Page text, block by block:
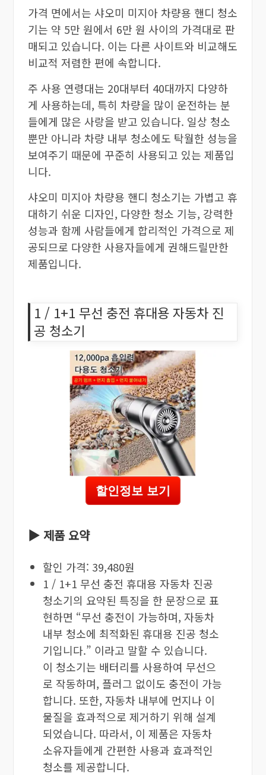
가격 면에서는 샤오미 미지아 차량용 핸디 청소
기는 약 5만 원에서 6만 원 사이의 가격대로 판
매되고 있습니다. 이는 다른 사이트와 비교해도
비교적 저렴한 편에 속합니다.
주 사용 연령대는 20대부터 40대까지 다양하
게 사용하는데, 특히 차량을 많이 운전하는 분
들에게 많은 사랑을 받고 있습니다. 일상 청소
뿐만 아니라 차량 내부 청소에도 탁월한 성능을
보여주기 때문에 꾸준히 사용되고 있는 제품입
니다.
샤오미 미지아 차량용 핸디 청소기는 가볍고 휴
대하기 쉬운 디자인, 다양한 청소 기능, 강력한
성능과 함께 사람들에게 합리적인 가격으로 제
공되므로 다양한 사용자들에게 권해드릴만한
제품입니다.
1 / 1+1 무선 충전 휴대용 자동차 진
공 청소기
할인정보 보기
▶ 제품 요약
할인 가격: 39,480원
1 / 1+1 무선 충전 휴대용 자동차 진공
청소기의 요약된 특징을 한 문장으로 표
현하면 “무선 충전이 가능하며, 자동차
내부 청소에 최적화된 휴대용 진공 청소
기입니다.” 이라고 말할 수 있습니다.
이 청소기는 배터리를 사용하여 무선으
로 작동하며, 플러그 없이도 충전이 가능
합니다. 또한, 자동차 내부에 먼지나 이
물질을 효과적으로 제거하기 위해 설계
되었습니다. 따라서, 이 제품은 자동차
소유자들에게 간편한 사용과 효과적인
청소를 제공합니다.